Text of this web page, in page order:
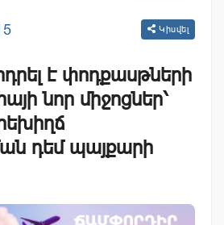
Կիսվել
է փոդքասթների
նոր միջոցներ՝
դեմ պայքարի